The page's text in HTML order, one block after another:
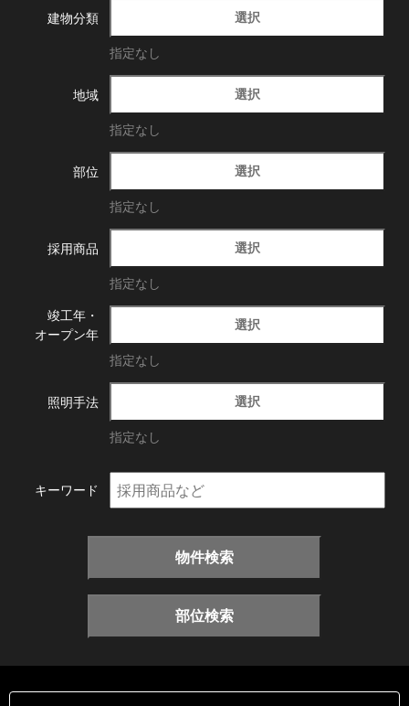
建物分類 選択
指定なし
地域 選択
指定なし
部位 選択
指定なし
採用商品 選択
指定なし
竣工年・
オープン年
選択
指定なし
照明手法 選択
指定なし
キーワード
物件検索
部位検索